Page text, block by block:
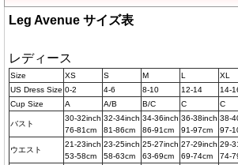
Leg Avenue サイズ表
レディース
Size XS S M L
XL
US Dress Size 0-2 4-6 8-10 12-14
14-
Cup Size
A A/B B/C C C
バスト
30-32inch
76-81cm
32-34inch
81-86cm
34-36inch
86-91cm
36-38inch
91-97cm
38-
97-
ウエスト
21-23inch
53-58cm
23-25inch
58-63cm
25-27inch
63-69cm
27-29inch
69-74cm
29-
74-